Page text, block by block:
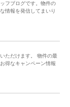
フブログです。物件の
情報を発信してまいり
ただけます。 物件の最
得なキャンペーン情報